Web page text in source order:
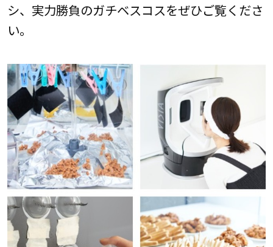
シ、実力勝負のガチベスコスをぜひご覧くださ
い。